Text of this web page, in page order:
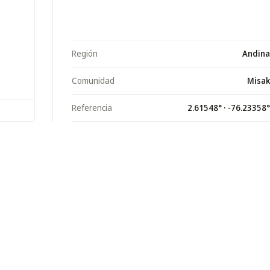
Región Andina
Comunidad Misak
Referencia 2.61548° · -76.23358°